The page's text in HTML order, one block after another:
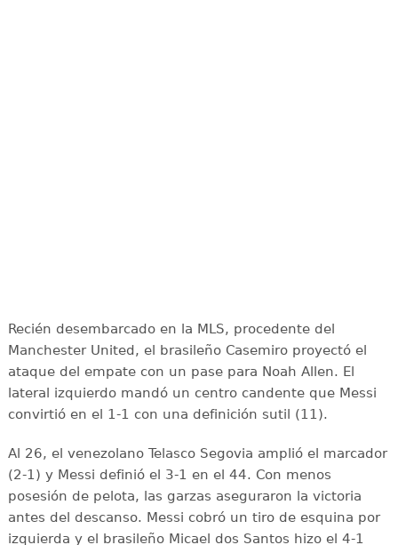
Recién desembarcado en la MLS, procedente del
Manchester United, el brasileño Casemiro proyectó el
ataque del empate con un pase para Noah Allen. El
lateral izquierdo mandó un centro candente que Messi
convirtió en el 1-1 con una definición sutil (11).
Al 26, el venezolano Telasco Segovia amplió el marcador
(2-1) y Messi definió el 3-1 en el 44. Con menos
posesión de pelota, las garzas aseguraron la victoria
antes del descanso. Messi cobró un tiro de esquina por
izquierda y el brasileño Micael dos Santos hizo el 4-1